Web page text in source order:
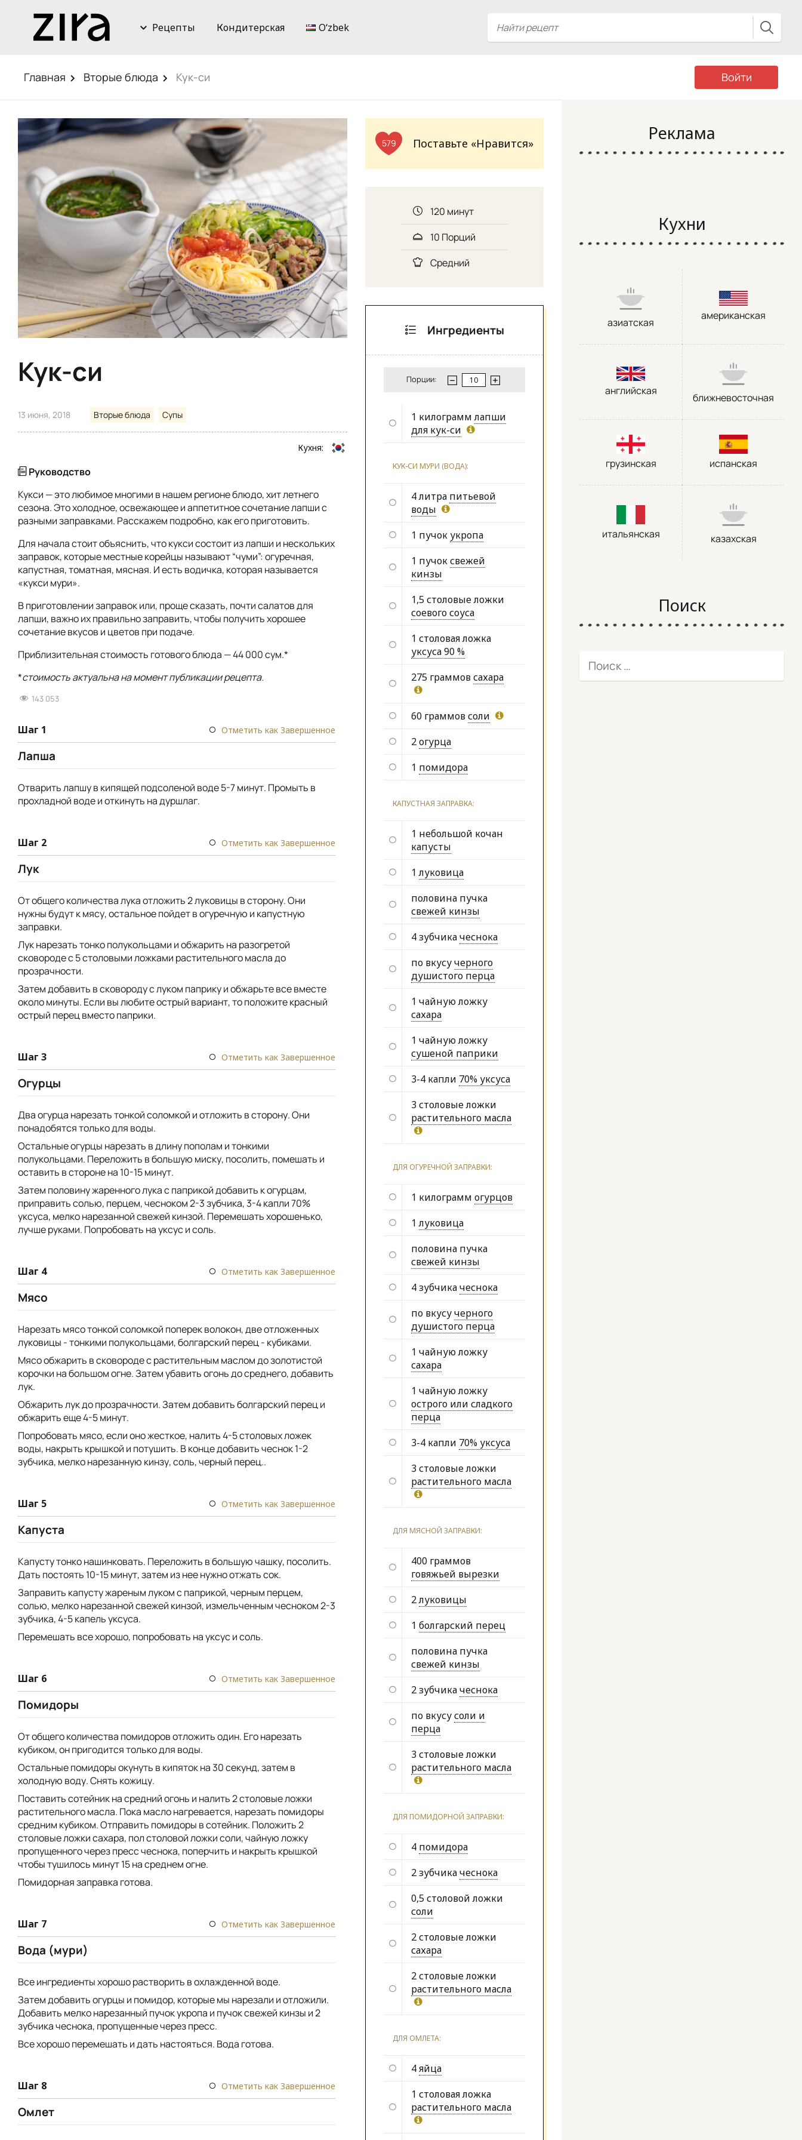
Рецепты Кондитерская Oʻzbek
Главная Вторые блюда Кук-си Войти
Кук-си
13 июня, 2018 Вторые блюда Супы
Кухня:
Руководство
Кукси — это любимое многими в нашем регионе блюдо, хит летнего
сезона. Это холодное, освежающее и аппетитное сочетание лапши с
разными заправками. Расскажем подробно, как его приготовить.
Для начала стоит объяснить, что кукси состоит из лапши и нескольких
заправок, которые местные корейцы называют “чуми”: огуречная,
капустная, томатная, мясная. И есть водичка, которая называется
«кукси мури».
В приготовлении заправок или, проще сказать, почти салатов для
лапши, важно их правильно заправить, чтобы получить хорошее
сочетание вкусов и цветов при подаче.
Приблизительная стоимость готового блюда — 44 000 сум.*
*стоимость актуальна на момент публикации рецепта.
143 053
Шаг 1 Отметить как Завершенное
Лапша
Отварить лапшу в кипящей подсоленой воде 5-7 минут. Промыть в
прохладной воде и откинуть на дуршлаг.
Шаг 2 Отметить как Завершенное
Лук
От общего количества лука отложить 2 луковицы в сторону. Они
нужны будут к мясу, остальное пойдет в огуречную и капустную
заправки.
Лук нарезать тонко полукольцами и обжарить на разогретой
сковороде с 5 столовыми ложками растительного масла до
прозрачности.
Затем добавить в сковороду с луком паприку и обжарьте все вместе
около минуты. Если вы любите острый вариант, то положите красный
острый перец вместо паприки.
Шаг 3 Отметить как Завершенное
Огурцы
Два огурца нарезать тонкой соломкой и отложить в сторону. Они
понадобятся только для воды.
Остальные огурцы нарезать в длину пополам и тонкими
полукольцами. Переложить в большую миску, посолить, помешать и
оставить в стороне на 10-15 минут.
Затем половину жаренного лука с паприкой добавить к огурцам,
приправить солью, перцем, чесноком 2-3 зубчика, 3-4 капли 70%
уксуса, мелко нарезанной свежей кинзой. Перемешать хорошенько,
лучше руками. Попробовать на уксус и соль.
Шаг 4 Отметить как Завершенное
Мясо
Нарезать мясо тонкой соломкой поперек волокон, две отложенных
луковицы - тонкими полукольцами, болгарский перец - кубиками.
Мясо обжарить в сковороде с растительным маслом до золотистой
корочки на большом огне. Затем убавить огонь до среднего, добавить
лук.
Обжарить лук до прозрачности. Затем добавить болгарский перец и
обжарить еще 4-5 минут.
Попробовать мясо, если оно жесткое, налить 4-5 столовых ложек
воды, накрыть крышкой и потушить. В конце добавить чеснок 1-2
зубчика, мелко нарезанную кинзу, соль, черный перец..
Шаг 5 Отметить как Завершенное
Капуста
Капусту тонко нашинковать. Переложить в большую чашку, посолить.
Дать постоять 10-15 минут, затем из нее нужно отжать сок.
Заправить капусту жареным луком с паприкой, черным перцем,
солью, мелко нарезанной свежей кинзой, измельченным чесноком 2-3
зубчика, 4-5 капель уксуса.
Перемешать все хорошо, попробовать на уксус и соль.
Шаг 6 Отметить как Завершенное
Помидоры
От общего количества помидоров отложить один. Его нарезать
кубиком, он пригодится только для воды.
Остальные помидоры окунуть в кипяток на 30 секунд, затем в
холодную воду. Снять кожицу.
Поставить сотейник на средний огонь и налить 2 столовые ложки
растительного масла. Пока масло нагревается, нарезать помидоры
средним кубиком. Отправить помидоры в сотейник. Положить 2
столовые ложки сахара, пол столовой ложки соли, чайную ложку
пропущенного через пресс чеснока, поперчить и накрыть крышкой
чтобы тушилось минут 15 на среднем огне.
Помидорная заправка готова.
Шаг 7 Отметить как Завершенное
Вода (мури)
Все ингредиенты хорошо растворить в охлажденной воде.
Затем добавить огурцы и помидор, которые мы нарезали и отложили.
Добавить мелко нарезанный пучок укропа и пучок свежей кинзы и 2
зубчика чеснока, пропущенные через пресс.
Все хорошо перемешать и дать настояться. Вода готова.
Шаг 8 Отметить как Завершенное
Омлет
579 Поставьте «Нравится»
120 минут
10 Порций
Средний
Ингредиенты
Порции:
1 килограмм лапши
для кук-си
КУК-СИ МУРИ (ВОДА):
4 литра питьевой
воды
1 пучок укропа
1 пучоксвежей
кинзы
1,5 столовые ложки
соевого соуса
1 столовая ложка
уксуса 90 %
275 граммовсахара
60 граммовсоли
2огурца
1 помидора
КАПУСТНАЯ ЗАПРАВКА:
1 небольшой кочан
капусты
1 луковица
половина пучка
свежей кинзы
4 зубчикачеснока
по вкусучерного
душистого перца
1 чайную ложку
сахара
1 чайную ложку
сушеной паприки
3-4 капли 70% уксуса
3 столовые ложки
растительного масла
ДЛЯ ОГУРЕЧНОЙ ЗАПРАВКИ:
1 килограмм огурцов
1 луковица
половина пучка
свежей кинзы
4 зубчикачеснока
по вкусучерного
душистого перца
1 чайную ложку
сахара
1 чайную ложку
острого или сладкого
перца
3-4 капли 70% уксуса
3 столовые ложки
растительного масла
ДЛЯ МЯСНОЙ ЗАПРАВКИ:
400 граммов
говяжьей вырезки
2луковицы
1 болгарский перец
половина пучка
свежей кинзы
2 зубчикачеснока
по вкусусоли и
перца
3 столовые ложки
растительного масла
ДЛЯ ПОМИДОРНОЙ ЗАПРАВКИ:
4 помидора
2 зубчикачеснока
0,5 столовой ложки
соли
2 столовые ложки
сахара
2 столовые ложки
растительного масла
ДЛЯ ОМЛЕТА:
4яйца
1 столовая ложка
растительного масла
Реклама
Кухни
азиатская
американская
английская
ближневосточная
грузинская испанская
итальянская казахская
Поиск